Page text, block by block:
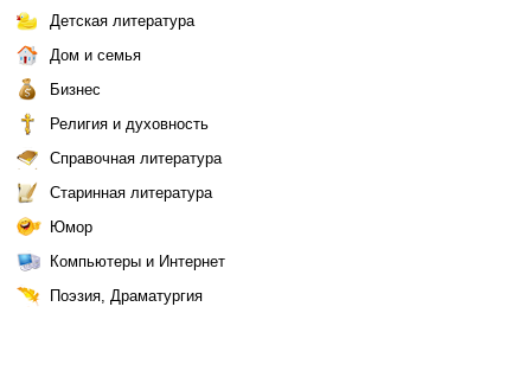
Детская литература
Дом и семья
Бизнес
Религия и духовность
Справочная литература
Старинная литература
Юмор
Компьютеры и Интернет
Поэзия, Драматургия